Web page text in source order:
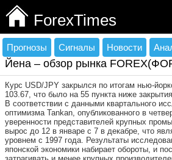
ForexTimes
Прогнозы Сигналы Новости
Йена – обзор рынка
Курс USD/JPY закрылся по итогам нью-
103.67, что было на 55 пункта ниже
В соответствии с данными квартального
оптимизма Tankan, опубликованного в
уверенности представителей крупных
вырос до 12 в январе с 7 в декабре, что
уровнем с 1997 года. Результаты
японской экономики набирает обороты, и